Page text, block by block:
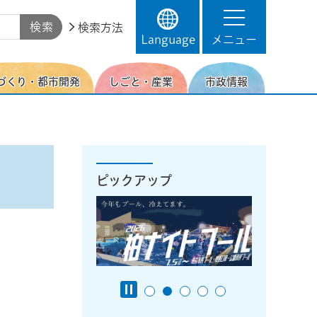
検索方法
Language
メニュー
くり・都市開発 しごと・産業 市政情報
ピックアップ